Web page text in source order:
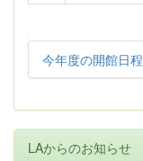
今年度の開館日程
LAからのお知らせ